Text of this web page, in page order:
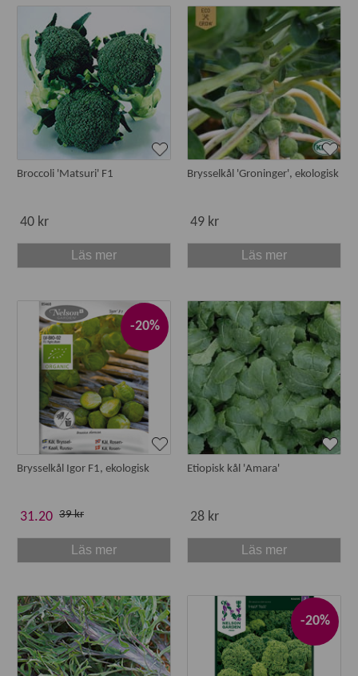
Broccoli 'Matsuri' F1
40 kr
Läs mer
Brysselkål 'Groninger', ekologisk
49 kr
Läs mer
-20%
Brysselkål Igor F1, ekologisk
31.20 39 kr
Läs mer
Etiopisk kål 'Amara'
28 kr
Läs mer
-20%